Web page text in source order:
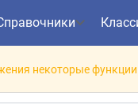
некоторые